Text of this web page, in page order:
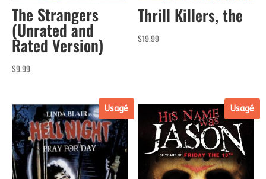
The Strangers
(Unrated and
Rated Version)
$9.99
Thrill Killers, the
$19.99
Usagé Usagé